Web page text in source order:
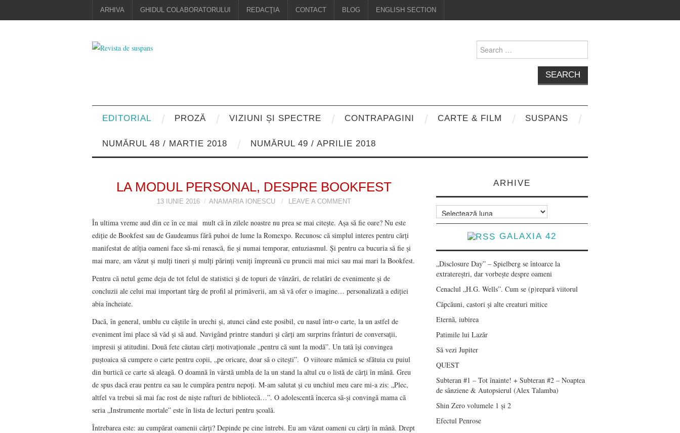
ARHIVA GHIDUL COLABORATORULUI REDACŢIA CONTACT BLOG ENGLISH SECTION
Search
for:
EDITORIAL PROZĂ VIZIUNI ȘI SPECTRE CONTRAPAGINI CARTE & FILM SUSPANS
NUMĂRUL 48 / MARTIE 2018 NUMĂRUL 49 / APRILIE 2018
LA MODUL PERSONAL, DESPRE BOOKFEST
13 IUNIE 2016 ANAMARIA IONESCU LEAVE A COMMENT
În ultima vreme aud din ce în ce mai mult că în zilele noastre nu prea se mai citește. Așa să fie oare? Nu este
ediție de Bookfest sau de Gaudeamus fără puhoi de lume la Romexpo. Recunosc că simplul interes pentru cărți
manifestat de atîția oameni face să-mi renască, fie și numai temporar, entuziasmul. Și pentru ca bucuria să fie și
mai mare, am văzut și mulți tineri și mulți părinți veniți împreună cu pruncii mai mici sau mai mari la Bookfest.
Pentru că netul geme deja de tot felul de statistici și de topuri de vânzări, de relatări de evenimente și de
concluzii ale celui mai important târg de profil al primăverii, am să vă ofer o imagine… personalizată a ediției
abia încheiate.
Dacă, în general, umblu cu căștile în urechi și, atunci când este posibil, cu nasul într-o carte, la un astfel de
eveniment îmi place să văd și să aud. Navigând printre standuri și cărți am surprins frânturi de conversații,
impresii și atitudini. Două fete căutau cărți motivaționale „pentru că sunt la modă”. Un tată își convingea
puștoaica să cumpere o carte pentru copii, „pe oricare, doar să o citești”. O viitoare mămică se sfătuia cu puiul
din burtică ce carte să aleagă. O doamnă în vârstă umbla de la un stand la altul cu o listă de cărți în mână. Greu
de spus dacă erau pentru ea sau le cumpăra pentru nepoți. M-am salutat și cu unchiul meu care mi-a zis: „Plec,
altfel va trebui să mai fac rost de niște rafturi de bibliotecă…”. O adolescentă încerca să-și convingă mama că
seria „Instrumente mortale” este în lista de lecturi pentru școală.
Întrebarea este: au cumpărat oamenii cărți? Depinde pe cine întrebi. Eu am văzut oameni cu cărți în mână. Drept
ARHIVE
Arhive
GALAXIA 42
„Disclosure Day” – Spielberg se întoarce la
extratereștri, dar vorbește despre oameni
Cenaclul „H.G. Wells”. Cum se (p)repară viitorul
Căpcăuni, castori și alte creaturi mitice
Eternă, iubirea
Patimile lui Lazăr
Să vezi Jupiter
QUEST
Subteran #1 – Tot înainte! + Subteran #2 – Noaptea
de sânziene & Autopsierul (Alex Talamba)
Shin Zero volumele 1 și 2
Efectul Penrose